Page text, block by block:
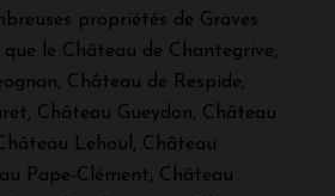
propriétés de Graves
le Château de Chantegrive,
Château de Respide,
Château Gueydon, Château
Lehoul, Château
Pape-Clément, Château